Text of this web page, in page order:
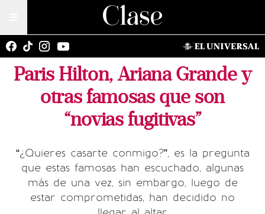
Paris Hilton, Ariana Grande y
otras famosas que son
“novias fugitivas”
“¿Quieres casarte conmigo?”, es la pregunta
que estas famosas han escuchado, algunas
más de una vez, sin embargo, luego de
estar comprometidas, han decidido no